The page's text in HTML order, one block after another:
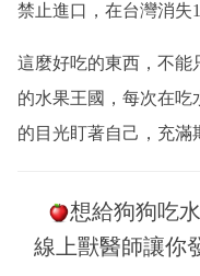
禁止進口，在台灣消失
這麼好吃的東西，不能
的水果王國，每次在
的目光盯著自己，充滿
想給狗狗吃
線上獸醫師讓你